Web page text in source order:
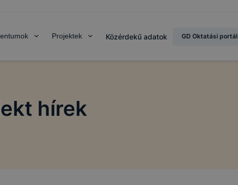
Projektek Közérdekű adatok GD Oktatási portál
hírek